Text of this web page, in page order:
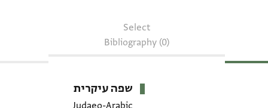
Select
Bibliography (0)
שפה עיקרית